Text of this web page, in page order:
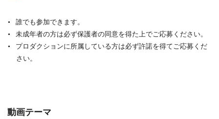
誰でも参加できます。
未成年者の方は必ず保護者の同意を得た上でご応募ください。
プロダクションに所属している方は必ず許諾を得てご応募くだ
さい。
動画テーマ